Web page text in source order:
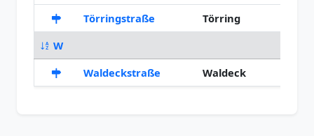
Törringstraße Törring
W
Waldeckstraße
Waldeck